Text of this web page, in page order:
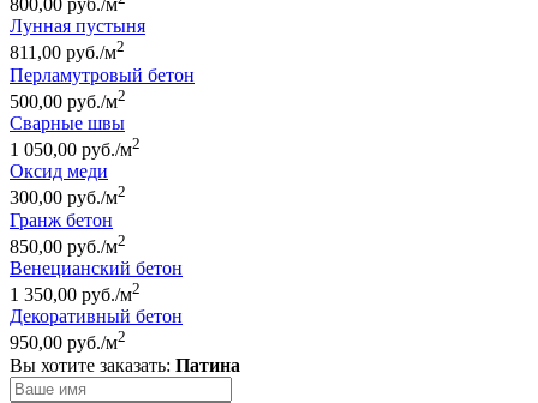
800,00 руб./м
Лунная пустыня
811,00 руб./м2
Перламутровый бетон
500,00 руб./м2
Сварные швы
1 050,00 руб./м2
Оксид меди
300,00 руб./м2
Гранж бетон
850,00 руб./м2
Венецианский бетон
1 350,00 руб./м2
Декоративный бетон
950,00 руб./м2
Вы хотите заказать: Патина